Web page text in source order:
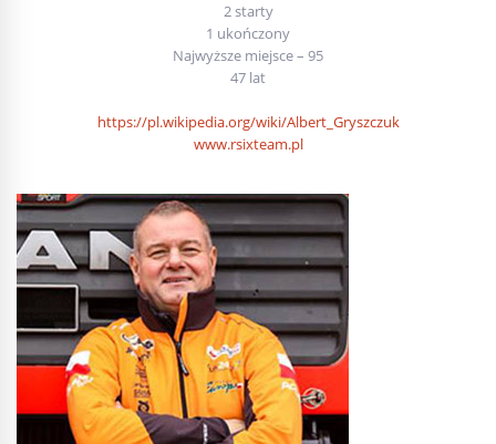
2 starty
1 ukończony
Najwyższe miejsce – 95
47 lat
https://pl.wikipedia.org/wiki/Albert_Gryszczuk
www.rsixteam.pl